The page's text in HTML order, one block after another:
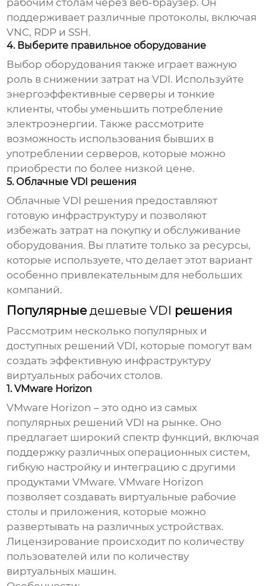
рабочим столам через веб-браузер. Он
поддерживает различные протоколы, включая
VNC, RDP и SSH.
4. Выберите правильное оборудование
Выбор оборудования также играет важную
роль в снижении затрат наVDI. Используйте
энергоэффективные серверы и тонкие
клиенты, чтобы уменьшить потребление
электроэнергии. Также рассмотрите
возможность использования бывших в
употреблении серверов, которые можно
приобрести по более низкой цене.
5. Облачные VDI решения
ОблачныеVDI решения предоставляют
готовую инфраструктуру и позволяют
избежать затрат на покупку и обслуживание
оборудования. Вы платите только за ресурсы,
которые используете, что делает этот вариант
особенно привлекательным для небольших
компаний.
Популярныедешевые VDI решения
Рассмотрим несколько популярных и
доступных решенийVDI, которые помогут вам
создать эффективную инфраструктуру
виртуальных рабочих столов.
1. VMware Horizon
VMware Horizon – это одно из самых
популярных решенийVDI на рынке. Оно
предлагает широкий спектр функций, включая
поддержку различных операционных систем,
гибкую настройку и интеграцию с другими
продуктами VMware. VMware Horizon
позволяет создавать виртуальные рабочие
столы и приложения, которые можно
развертывать на различных устройствах.
Лицензирование происходит по количеству
пользователей или по количеству
виртуальных машин.